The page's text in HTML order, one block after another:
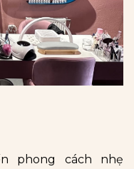
phong cách nhẹ